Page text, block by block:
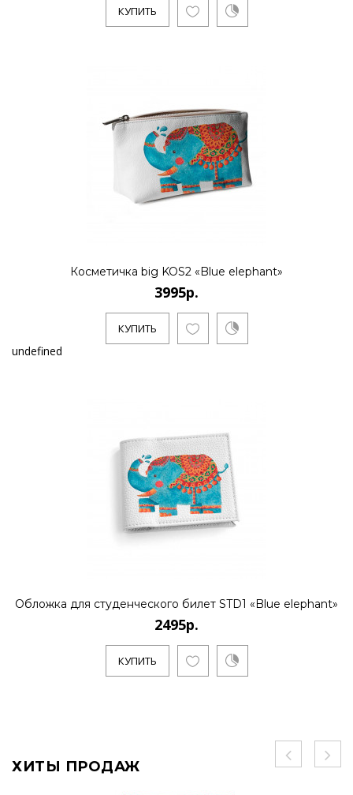
КУПИТЬ
Косметичка big KOS2 «Blue elephant»
3995р.
КУПИТЬ
undefined
Обложка для студенческого билет STD1 «Blue elephant»
2495р.
КУПИТЬ
ХИТЫ ПРОДАЖ